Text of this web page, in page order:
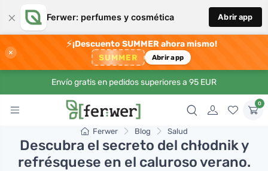
× Ferwer: perfumes y cosmética Abrir app
×
⚡¡Descuento SUMMER ahora mismo!
SUMMER Abrir app
Envío gratis en pedidos superiores a 95 EUR
0
Ferwer Blog Salud
Descubra el secreto del chłodnik y
refrésquese en el caluroso verano.